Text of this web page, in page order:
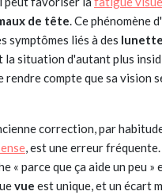
de tête. Ce phénomène
symptômes liés à des
la situation d'autant plus
rendre compte que sa vision
correction, par
, est une erreur
« parce que ça aide un peu »
vue est unique, et un écart